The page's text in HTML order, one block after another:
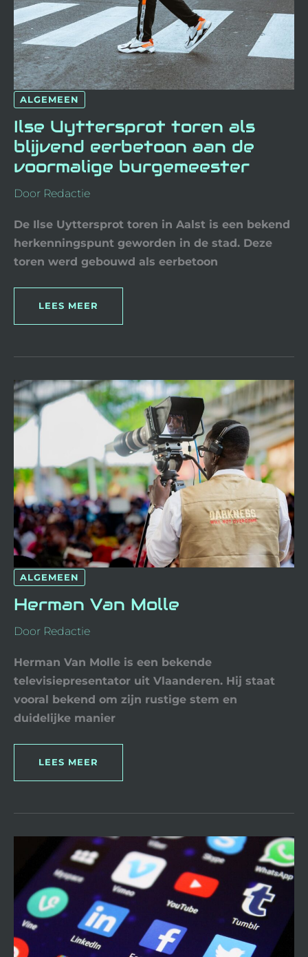
ALGEMEEN
Ilse Uyttersprot toren als
blijvend eerbetoon aan de
voormalige burgemeester
Door Redactie
De Ilse Uyttersprot toren in Aalst is een bekend
herkenningspunt geworden in de stad. Deze
toren werd gebouwd als eerbetoon
LEES MEER
ALGEMEEN
Herman Van Molle
Door Redactie
Herman Van Molle is een bekende
televisiepresentator uit Vlaanderen. Hij staat
vooral bekend om zijn rustige stem en
duidelijke manier
HERMAN
VAN
MOLLE
LEES MEER
IMEA
DENOOZE
EN
HAAR
BIJZONDERE
PLEK
IN
DE
ACTUALITEIT